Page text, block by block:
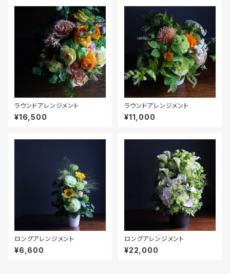
ラウンドアレンジメント
¥16,500
ラウンドアレンジメント
¥11,000
ロングアレンジメント
¥6,600
ロングアレンジメント
¥22,000